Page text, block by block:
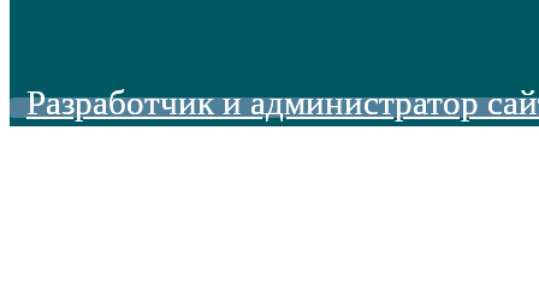
Разработчик и администратор